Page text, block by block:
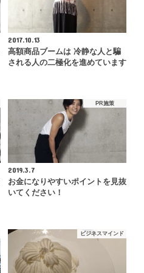
2017.10.13
高額商品ブームは 冷静な人と騙
される人の二極化を進めています
PR施策
2019.3.7
お金になりやすいポイントを見抜
いてください！
ビジネスマインド